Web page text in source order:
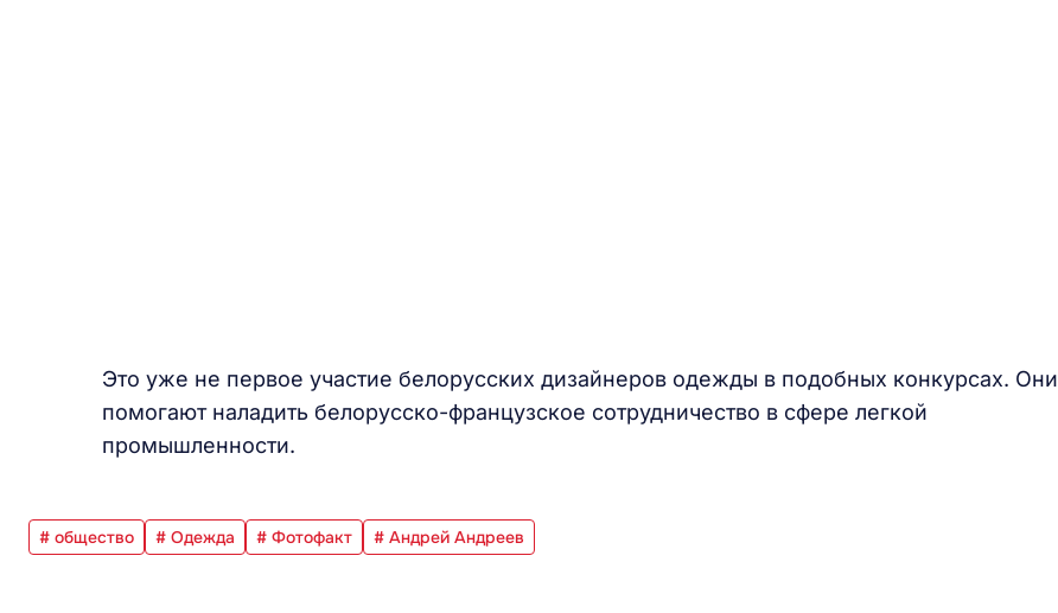
Это уже не первое участие белорусских дизайнеров одежды в подобных конкурсах. Они
помогают наладить белорусско-французское сотрудничество в сфере легкой
промышленности.
# общество # Одежда # Фотофакт # Андрей Андреев